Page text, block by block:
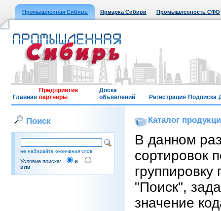
Промышленная Сибирь Ярмарка Сибири Промышленность СФО
Главная
Предприятия
партнёры
Доска
объявлений
Регистрация Подписка
Поиск
не набирайте окончания слов
Условие поиска:
и
или
Каталог
В данном
сортировок
"Поиск",
значение